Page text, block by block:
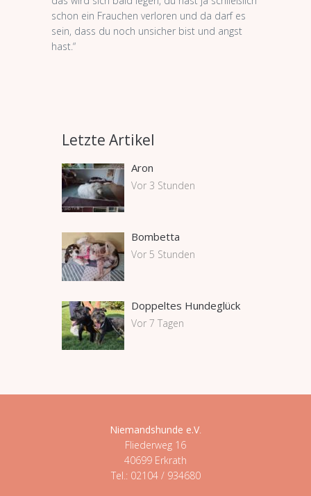
schon ein Frauchen verloren und da darf es
sein, dass du noch unsicher bist und angst
hast.“
Letzte Artikel
Aron
Vor 3 Stunden
Bombetta
Vor 5 Stunden
Doppeltes Hundeglück
Vor 7 Tagen
Niemandshunde e.V.
Fliederweg 16
40699 Erkrath
Tel.: 02104 / 934680